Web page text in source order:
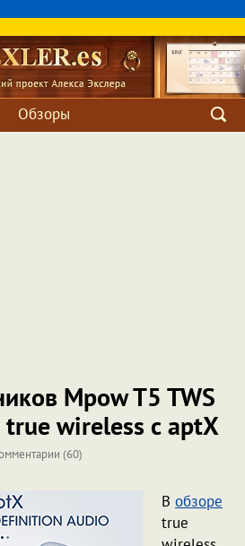
Обзоры
Mpow T5 TWS
true wireless с aptX
(60)
В обзоре
true